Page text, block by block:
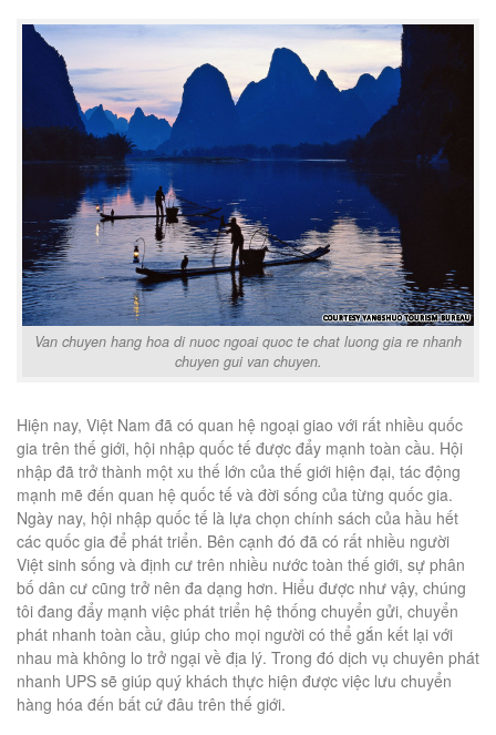
Van chuyen hang hoa di nuoc ngoai quoc te chat luong gia re nhanh
chuyen gui van chuyen.
Hiện nay, Việt Nam đã có quan hệ ngoại giao với rất nhiều quốc
gia trên thế giới, hội nhập quốc tế được đẩy mạnh toàn cầu. Hội
nhập đã trở thành một xu thế lớn của thế giới hiện đại, tác động
mạnh mẽ đến quan hệ quốc tế và đời sống của từng quốc gia.
Ngày nay, hội nhập quốc tế là lựa chọn chính sách của hầu hết
các quốc gia để phát triển. Bên cạnh đó đã có rất nhiều người
Việt sinh sống và định cư trên nhiều nước toàn thế giới, sự phân
bố dân cư cũng trở nên đa dạng hơn. Hiểu được như vậy, chúng
tôi đang đẩy mạnh việc phát triển hệ thống chuyển gửi, chuyển
phát nhanh toàn cầu, giúp cho mọi người có thể gắn kết lại với
nhau mà không lo trở ngại về địa lý. Trong đó dịch vụ chuyên phát
nhanh UPS sẽ giúp quý khách thực hiện được việc lưu chuyển
hàng hóa đến bất cứ đâu trên thế giới.